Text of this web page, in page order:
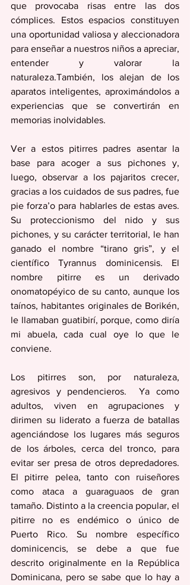
que provocaba risas entre las dos
cómplices. Estos espacios constituyen
una oportunidad valiosa y aleccionadora
para enseñar a nuestros niños a apreciar,
entender y valorar la
naturaleza.También, los alejan de los
aparatos inteligentes, aproximándolos a
experiencias que se convertirán en
memorias inolvidables.
Ver a estos pitirres padres asentar la
base para acoger a sus pichones y,
luego, observar a los pajaritos crecer,
gracias a los cuidados de sus padres, fue
pie forza’o para hablarles de estas aves.
Su proteccionismo del nido y sus
pichones, y su carácter territorial, le han
ganado el nombre “tirano gris”, y el
científico Tyrannus dominicensis. El
nombre pitirre es un derivado
onomatopéyico de su canto, aunque los
taínos, habitantes originales de Borikén,
le llamaban guatibirí, porque, como diría
mi abuela, cada cual oye lo que le
conviene.
Los pitirres son, por naturaleza,
agresivos y pendencieros.  Ya como
adultos, viven en agrupaciones y
dirimen su liderato a fuerza de batallas
agenciándose los lugares más seguros
de los árboles, cerca del tronco, para
evitar ser presa de otros depredadores.
El pitirre pelea, tanto con ruiseñores
como ataca a guaraguaos de gran
tamaño. Distinto a la creencia popular, el
pitirre no es endémico o único de
Puerto Rico. Su nombre específico
dominicencis, se debe a que fue
descrito originalmente en la República
Dominicana, pero se sabe que lo hay a